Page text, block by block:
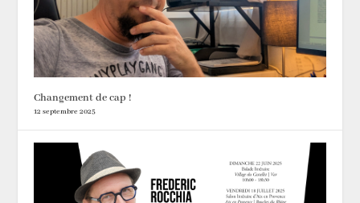
Changement de cap !
12 septembre 2025